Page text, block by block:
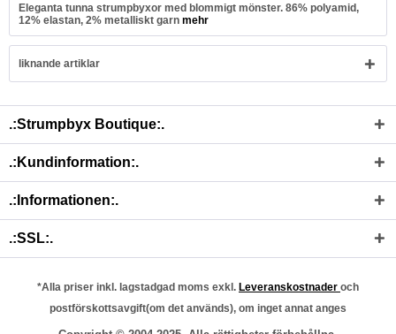
Eleganta tunna strumpbyxor med blommigt mönster. 86% polyamid,
12% elastan, 2% metalliskt garn mehr
liknande artiklar
.:Strumpbyx Boutique:.
.:Kundinformation:.
.:Informationen:.
.:SSL:.
*Alla priser inkl. lagstadgad moms exkl. Leveranskostnader och
postförskottsavgift(om det används), om inget annat anges